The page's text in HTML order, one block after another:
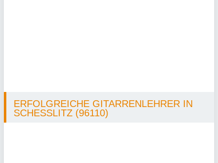
ERFOLGREICHE GITARRENLEHRER IN
SCHESSLITZ (96110)